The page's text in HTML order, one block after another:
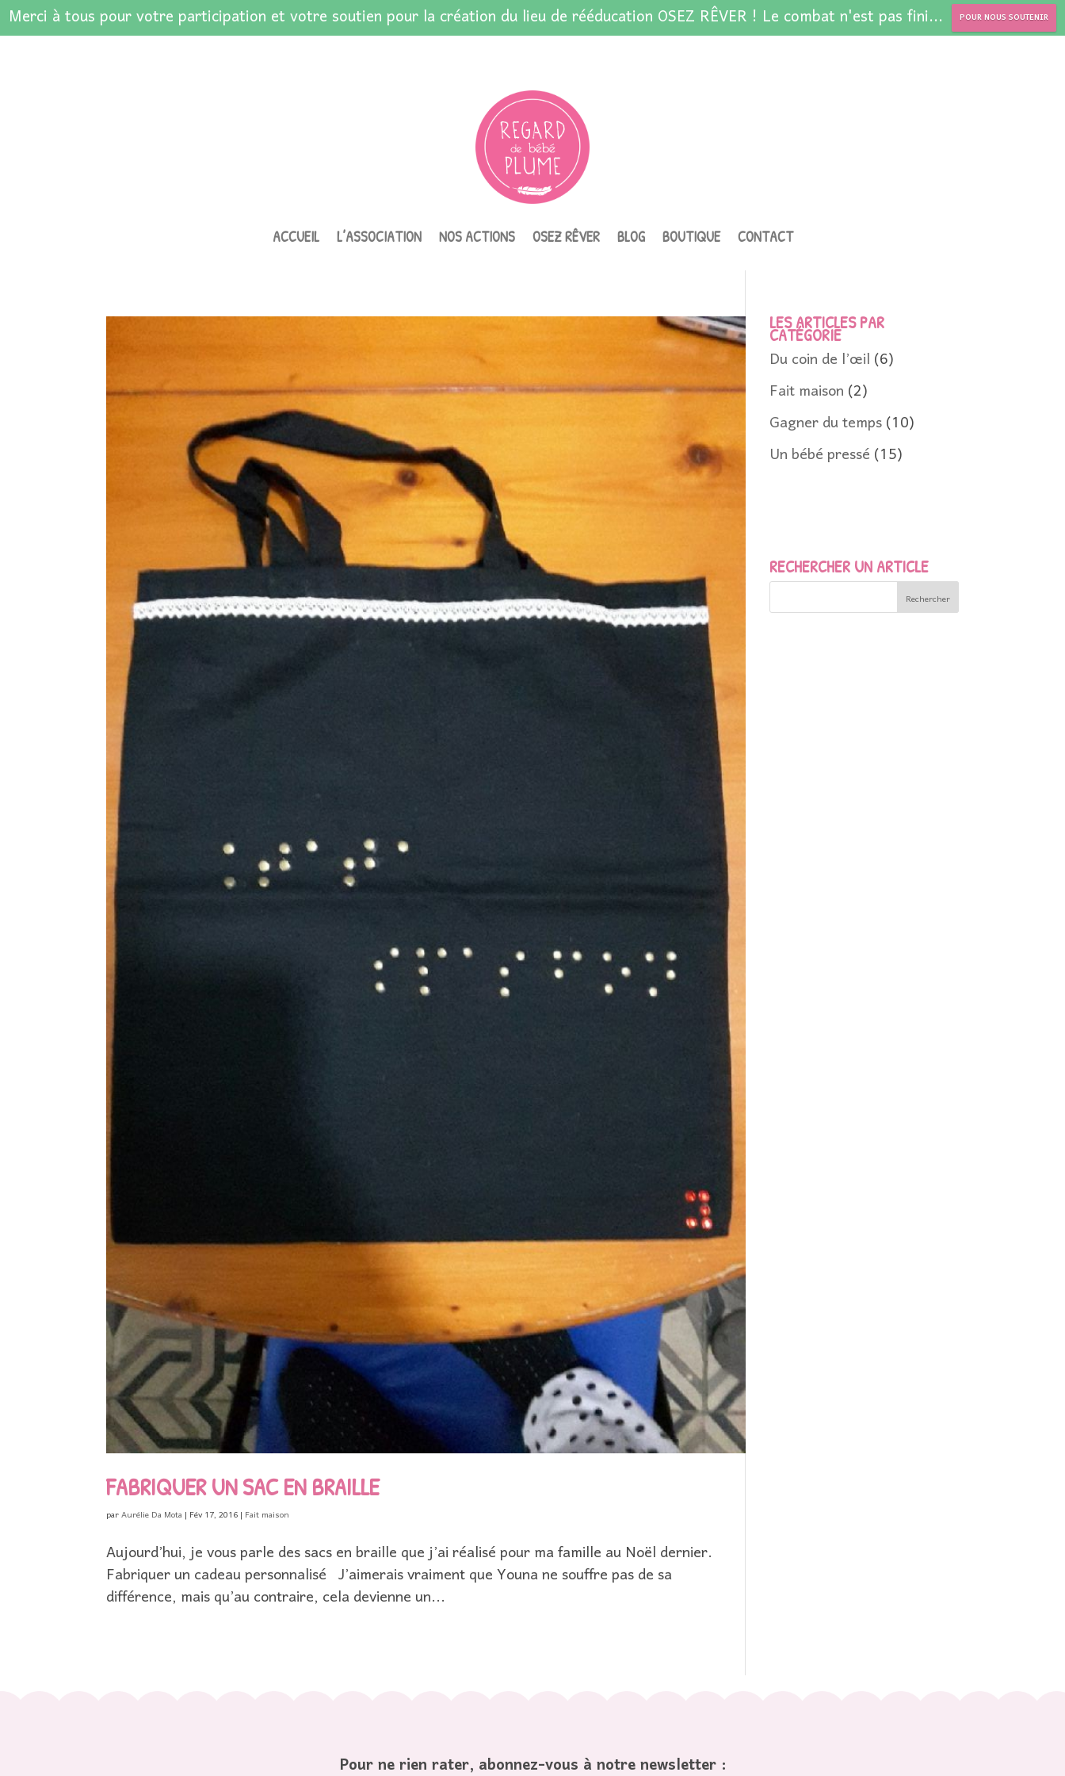
Merci à tous pour votre participation et votre soutien pour la création du lieu de rééducation OSEZ RÊVER ! Le combat n'est pas fini... POUR NOUS SOUTENIR
ACCUEIL L’ASSOCIATION NOS ACTIONS OSEZ RÊVER BLOG BOUTIQUE CONTACT
FABRIQUER UN SAC EN BRAILLE
parAurélie Da Mota| Fév 17, 2016| Fait maison
Aujourd’hui, je vous parle des sacs en braille que j’ai réalisé pour ma famille au Noël dernier.
Fabriquer un cadeau personnalisé J’aimerais vraiment que Youna ne souffre pas de sa
différence, mais qu’au contraire, cela devienne un...
LES ARTICLES PAR
CATÉGORIE
Du coin de l’œil(6)
Fait maison(2)
Gagner du temps(10)
Un bébé pressé(15)
RECHERCHER UN ARTICLE
Pour ne rien rater, abonnez-vous à notre newsletter :